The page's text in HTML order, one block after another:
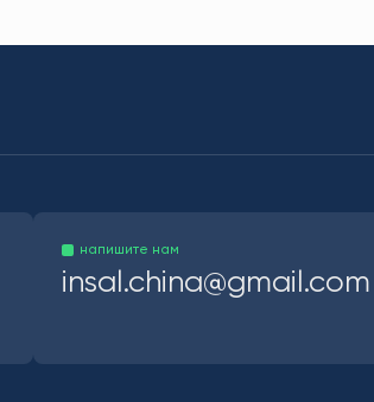
напишите нам
insal.china@gmail.com